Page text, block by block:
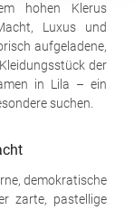
hohen Klerus
Luxus und
aufgeladene,
der
in Lila – ein
suchen.
demokratische
zarte, pastellige